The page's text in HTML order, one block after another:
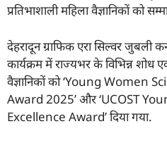
प्रतिभाशाली महिला वैज्ञानिकों को
देहरादून ग्राफिक एरा सिल्वर
कार्यक्रम में राज्यभर के विभिन्न शोध
वैज्ञानिकों को ‘Young Women
Award 2025’ और ‘UCOST
Excellence Award’ दिया गया.